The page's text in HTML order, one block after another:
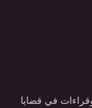
وقراءات في قضايا